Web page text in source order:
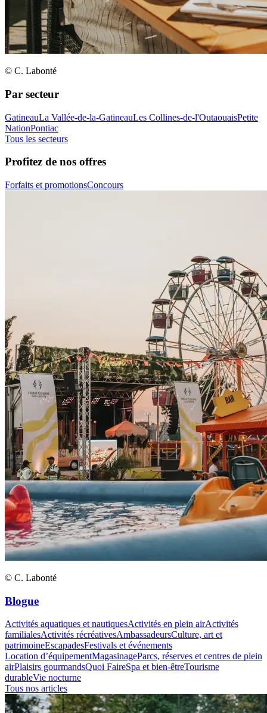
© C. Labonté
Par secteur
GatineauLa Vallée-de-la-GatineauLes Collines-de-l'OutaouaisPetite
NationPontiac
Tous les secteurs
Profitez de nos offres
Forfaits et promotionsConcours
© C. Labonté
Blogue
Activités aquatiques et nautiquesActivités en plein airActivités
familialesActivités récréativesAmbassadeursCulture, art et
patrimoineEscapadesFestivals et événements
Location d’équipementMagasinageParcs, réserves et centres de plein
airPlaisirs gourmandsQuoi FaireSpa et bien-êtreTourisme
durableVie nocturne
Tous nos articles